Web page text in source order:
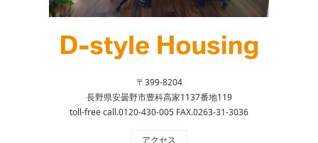
〒399-8204
長野県安曇野市豊科高家1137番地119
toll-free call.0120-430-005 FAX.0263-31-3036
アクセス